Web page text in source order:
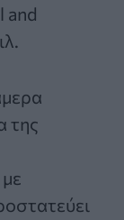
and
της